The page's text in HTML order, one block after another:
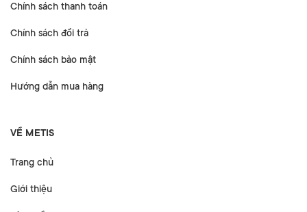
Chính sách thanh toán
Chính sách đổi trả
Chính sách bảo mật
Hướng dẫn mua hàng
VỀ METIS
Trang chủ
Giới thiệu